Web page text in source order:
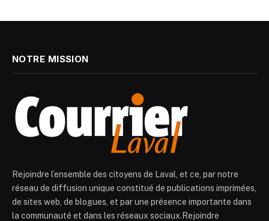
NOTRE MISSION
Rejoindre l’ensemble des citoyens de Laval, et ce, par notre
réseau de diffusion unique constitué de publications imprimées,
de sites web, de blogues, et par une présence importante dans
la communauté et dans les réseaux sociaux.Rejoindre